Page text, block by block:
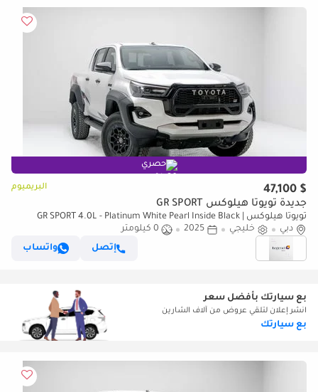
حصري
$ 47,100 البريميوم
جديدة تويوتا هيلوكس GR SPORT
تويوتا هيلوكس GR SPORT 4.0L - Platinum White Pearl Inside Black |
Export Only
دبي خليجي 2025
0 كيلومتر
إتصل
واتساب
بع سيارتك بأفضل سعر
انشر إعلان لتلقي عروض من آلاف الشارين
بع سيارتك